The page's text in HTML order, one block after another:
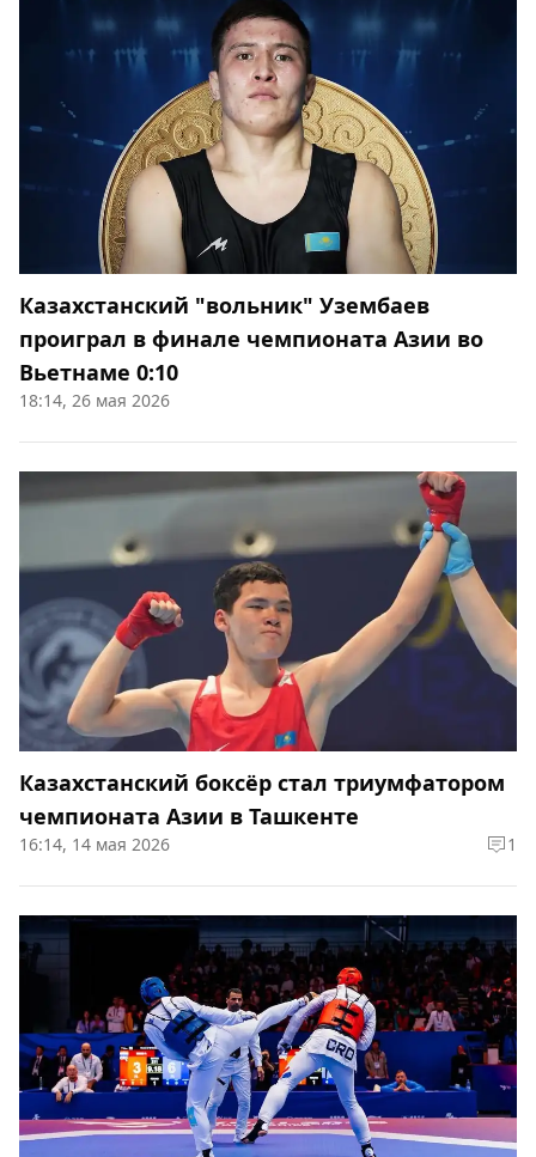
Казахстанский "вольник" Узембаев
проиграл в финале чемпионата Азии во
Вьетнаме 0:10
18:14, 26 мая 2026
Казахстанский боксёр стал триумфатором
чемпионата Азии в Ташкенте
16:14, 14 мая 2026 1